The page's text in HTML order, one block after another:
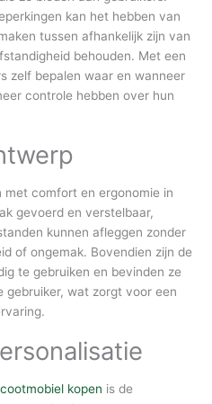
kan het hebben van
tussen afhankelijk zijn van
behouden. Met een
zelf bepalen waar en wanneer
controle hebben over hun
met comfort en ergonomie in
gevoerd en verstelbaar,
kunnen afleggen zonder
of ongemak. Bovendien zijn de
te gebruiken en bevinden ze
gebruiker, wat zorgt voor een
kopen is de